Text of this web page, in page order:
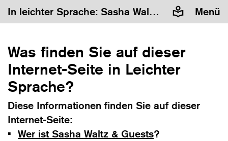
In leichter Sprache: Sasha Waltz und Guests Menü
Was finden Sie auf dieser
Internet-Seite in Leichter
Sprache?
Diese Informationen finden Sie auf dieser
Internet-Seite:
Wer ist Sasha Waltz & Guests?